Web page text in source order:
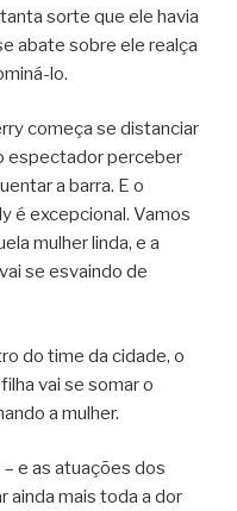
sorte que ele havia
abate sobre ele realça
lo.
começa se distanciar
espectador perceber
a barra. E o
é excepcional. Vamos
mulher linda, e a
se esvaindo de
do time da cidade, o
vai se somar o
a mulher.
e as atuações dos
ainda mais toda a dor